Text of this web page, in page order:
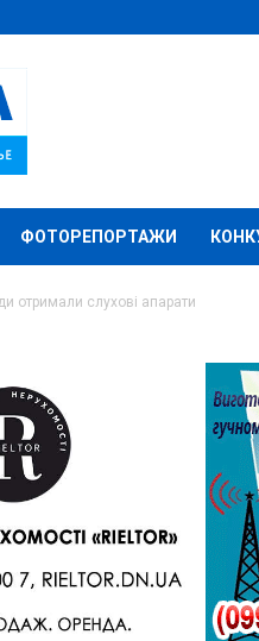
ФОТОРЕПОРТАЖИ
отримали слухові апарати
апарати